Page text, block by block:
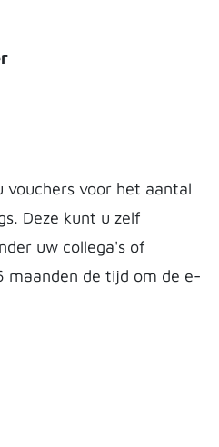
vouchers voor het aantal
Deze kunt u zelf
uw collega's of
maanden de tijd om de e-